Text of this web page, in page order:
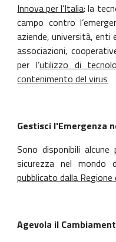
Innova per l’Italia: la
campo contro
aziende, università, enti
associazioni,
per l’utilizzo di
contenimento del virus
Gestisci l'Emergenza
Sono disponibili alcune
sicurezza nel mondo
pubblicato dalla Regione
Agevola il